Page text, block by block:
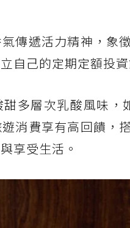
傳遞活力精神，象
自己的定期定額投資
甜多層次乳酸風味，
消費享有高回饋，
享受生活。